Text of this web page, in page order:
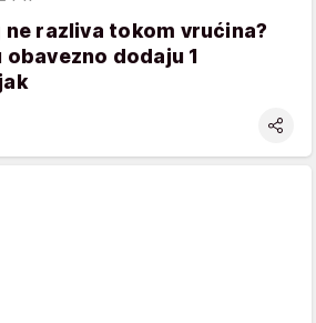
ne razliva tokom vrućina?
dodaju 1